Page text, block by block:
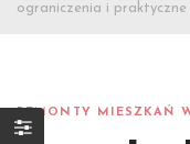
ograniczenia i praktyczne
REMONTY MIESZKAŃ